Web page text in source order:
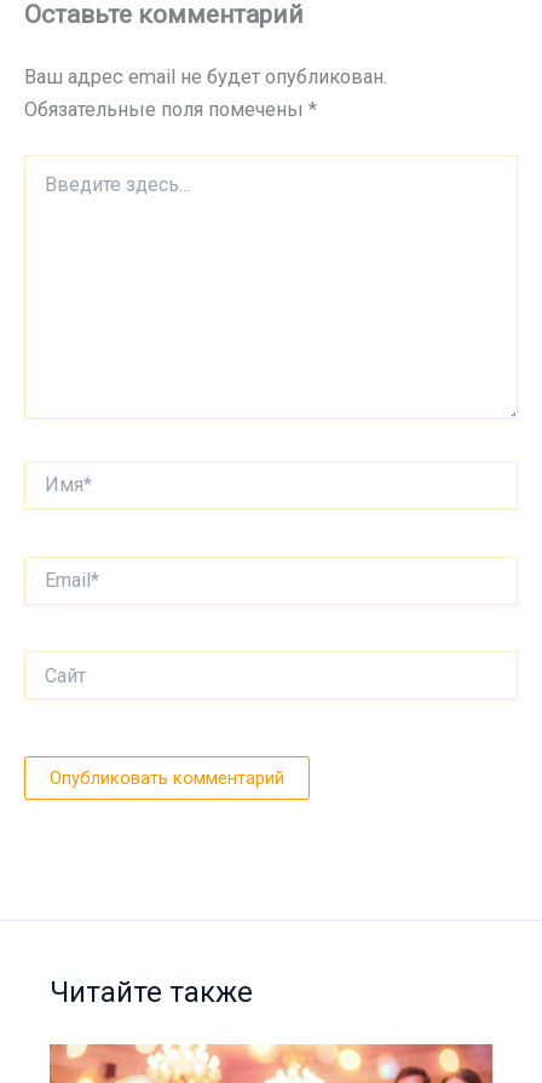
Оставьте комментарий
Ваш адрес email не будет опубликован.
Обязательные поля помечены *
здесь...
Читайте также